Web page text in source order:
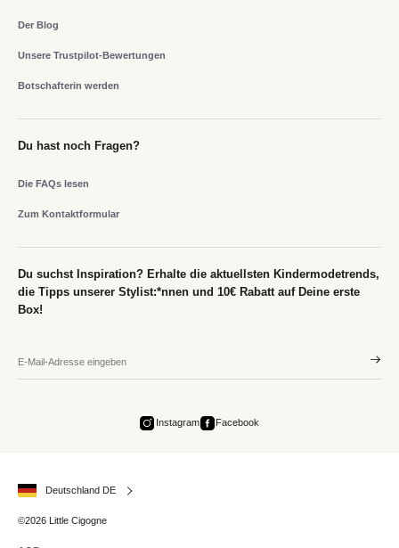
Der Blog
Unsere Trustpilot-Bewertungen
Botschafterin werden
Du hast noch Fragen?
Die FAQs lesen
Zum Kontaktformular
Du suchst Inspiration? Erhalte die aktuellsten Kindermodetrends,
die Tipps unserer Stylist:*nnen und 10€ Rabatt auf Deine erste
Box!
Instagram Facebook
Deutschland DE
©2026 Little Cigogne